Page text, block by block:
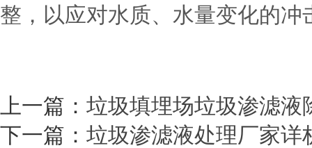
整，以应对水质、水量变化的冲
上一篇： 垃圾填埋场垃圾渗滤液
下一篇： 垃圾渗滤液处理厂家详